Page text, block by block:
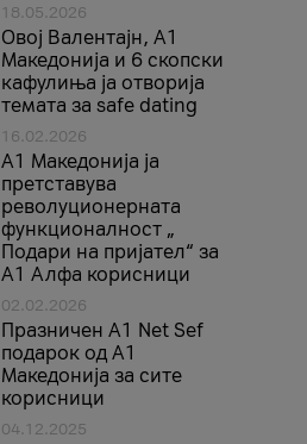
18.05.2026
Овој Валентајн, A1
Македонија и 6 скопски
кафулиња ја отворија
темата за safe dating
16.02.2026
А1 Македонија ја
претставува
револуционерната
функционалност „
Подари на пријател“ за
А1 Алфа корисници
02.02.2026
Празничен A1 Net Sеf
подарок од А1
Македонија за сите
корисници
04.12.2025